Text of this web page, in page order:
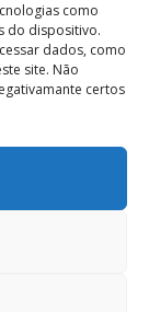
como
do dispositivo.
dados, como
site. Não
certos